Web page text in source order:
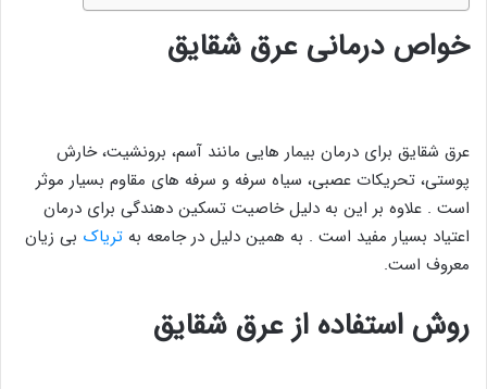
خواص درمانی عرق شقایق
عرق شقایق برای درمان بیمار هایی مانند آسم، برونشیت، خارش
پوستی، تحریکات عصبی، سیاه سرفه و سرفه های مقاوم بسیار موثر
است . علاوه بر این به دلیل خاصیت تسکین دهندگی برای درمان
اعتیاد بسیار مفید است . به همین دلیل در جامعه به تریاک بی زیان
معروف است.
روش استفاده از عرق شقایق